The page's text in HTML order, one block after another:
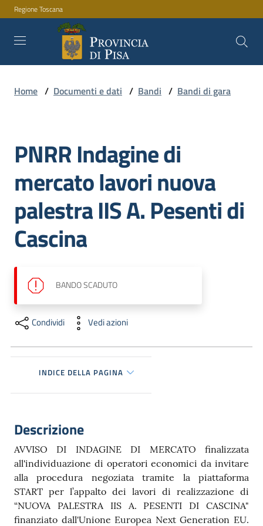
Vai al contenuto
Vai alla navigazione
Vai al footer
Regione Toscana
Amministrazione
Servizi
Novità
Documenti
Argomenti
su
Home / Documenti e dati / Bandi / Bandi di gara
Salta al contenuto
PNRR Indagine di
mercato lavori nuova
palestra IIS A. Pesenti di
Cascina
BANDOSCADUTO
Condividi Vedi azioni
INDICE DELLA PAGINA
Descrizione
AVVISO DI INDAGINE DI MERCATO finalizzata
all'individuazione di operatori economici da invitare
alla procedura negoziata tramite la piattaforma
START per l’appalto dei lavori di realizzazione di
“NUOVA PALESTRA IIS A. PESENTI DI CASCINA"
finanziato dall'Unione Europea Next Generation EU.